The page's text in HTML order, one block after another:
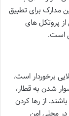
مدارک برای تطبیق
پروتکل های
است.
برخوردار است.
شدن به قطار،
از رها کردن
محلی امن